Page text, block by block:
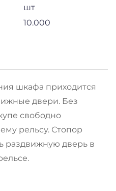
шт
10.000
шкафа приходится
двери. Без
свободно
рельсу. Стопор
раздвижную дверь в